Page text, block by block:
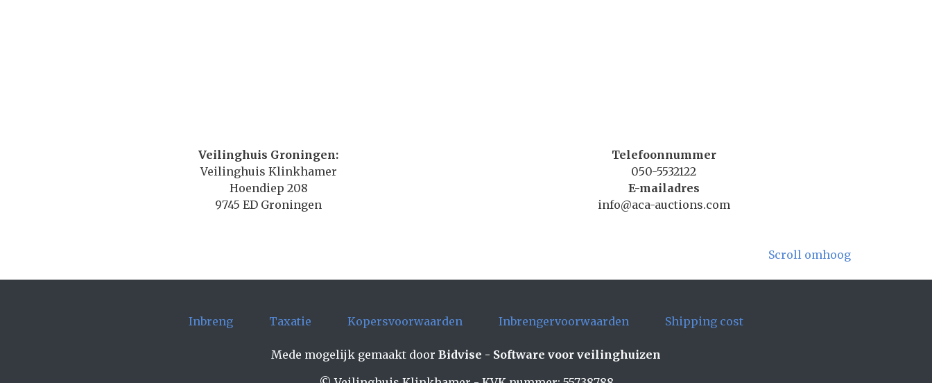
Veilinghuis Groningen:
Veilinghuis Klinkhamer
Hoendiep 208
9745 ED Groningen
Telefoonnummer
050-5532122
E-mailadres
info@aca-auctions.com
Scroll omhoog
Inbreng Taxatie Kopersvoorwaarden Inbrengervoorwaarden Shipping cost
Mede mogelijk gemaakt door Bidvise - Software voor veilinghuizen